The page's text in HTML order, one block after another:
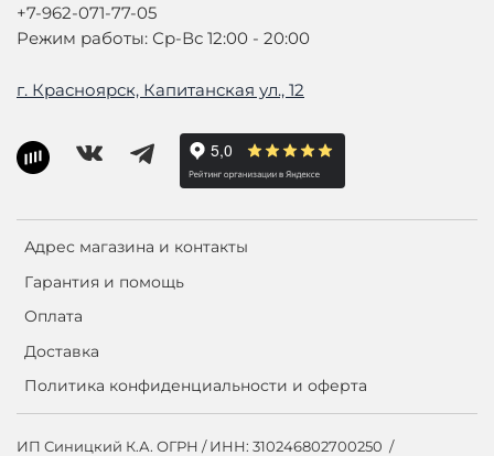
Адрес магазина и контакты
Гарантия и помощь
Оплата
Доставка
Политика конфиденциальности и оферта
+7-962-071-77-05
Режим работы: Ср-Вс 12:00 - 20:00
г. Красноярск, Капитанская ул., 12
ИП Синицкий К.А. ОГРН / ИНН: 310246802700250 /